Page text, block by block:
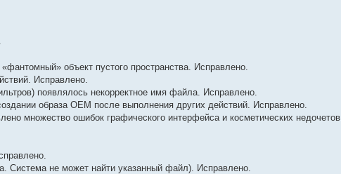
объект пустого пространства. Исправлено.
Исправлено.
появлялось некорректное имя файла. Исправлено.
образа OEM после выполнения других действий. Исправлено.
множество ошибок графического интерфейса и косметических недочетов.
Система не может найти указанный файл). Исправлено.